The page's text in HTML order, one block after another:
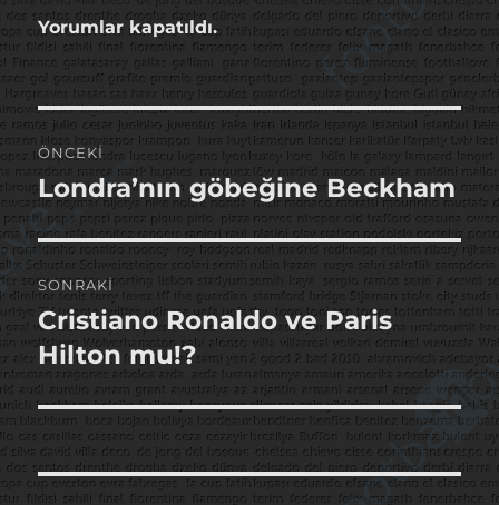
Yorumlar kapatıldı.
Yazı
gezinmesi
ÖNCEKI
Önceki
yazı:
Londra’nın göbeğine Beckham
SONRAKI
Sonraki
yazı:
Cristiano Ronaldo ve Paris
Hilton mu!?